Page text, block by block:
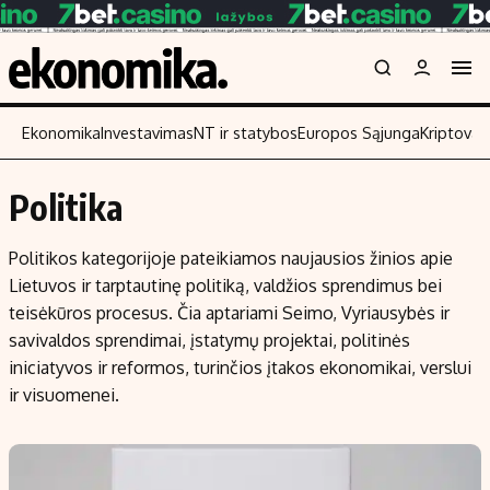
Turinys
Naujienos
Aplinka
Verslas
Energetika
Ekonomika
Finansai
Įmonės
Žemės ūkis
Technologijos
EkonomikaInvestavimasNT ir statybosEuropos Sąjunga
Politika
Politikos kategorijoje pateikiamos naujausios žinios apie
Lietuvos ir tarptautinę politiką, valdžios sprendimus bei
teisėkūros procesus. Čia aptariami Seimo, Vyriausybės ir
savivaldos sprendimai, įstatymų projektai, politinės
iniciatyvos ir reformos, turinčios įtakos ekonomikai, verslui
ir visuomenei.